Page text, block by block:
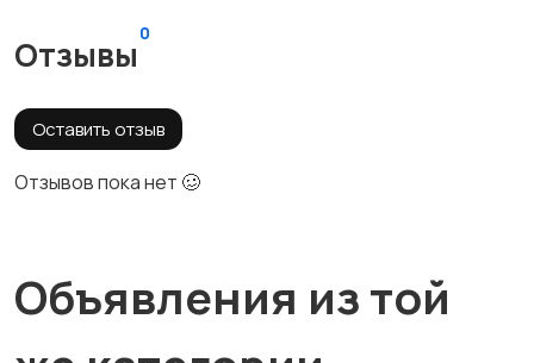
Отзывы
0
Оставить отзыв
Отзывов пока нет 🥴
Объявления из той